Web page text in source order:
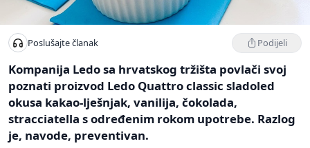
Poslušajte članak Podijeli
Kompanija Ledo sa hrvatskog tržišta povlači svoj
poznati proizvod Ledo Quattro classic sladoled
okusa kakao-lješnjak, vanilija, čokolada,
stracciatella s određenim rokom upotrebe. Razlog
je, navode, preventivan.